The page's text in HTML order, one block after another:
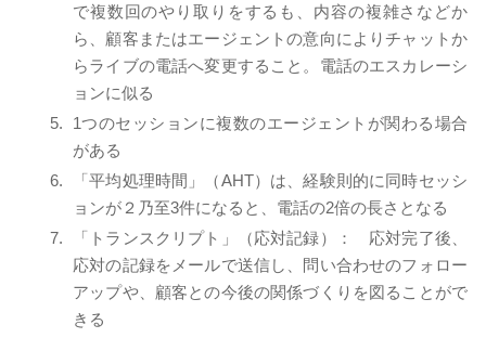
で複数回のやり取りをするも、内容の複雑さなどか
ら、顧客またはエージェントの意向によりチャットか
らライブの電話へ変更すること。電話のエスカレーシ
ョンに似る
1つのセッションに複数のエージェントが関わる場合
がある
「平均処理時間」（AHT）は、経験則的に同時セッシ
ョンが２乃至3件になると、電話の2倍の長さとなる
「トランスクリプト」（応対記録）： 応対完了後、
応対の記録をメールで送信し、問い合わせのフォロー
アップや、顧客との今後の関係づくりを図ることがで
きる